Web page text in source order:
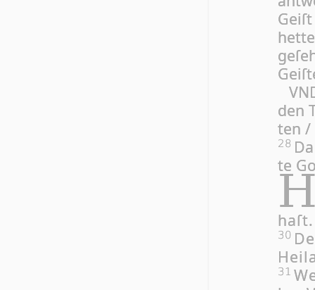
den
ten /
28
te
haſt.
30
31